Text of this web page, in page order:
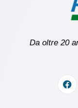
Da oltre 20